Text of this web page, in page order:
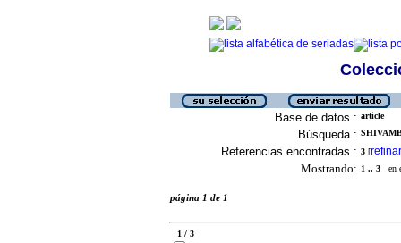
Base de datos : article
Búsqueda :
Referencias encontradas : 3 [refinar
Mostrando: 1 .. 3 en
página 1 de 1
1 / 3